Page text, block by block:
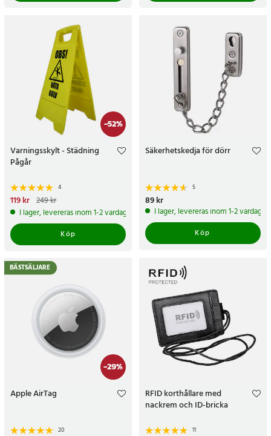
-52%
Varningsskylt - Städning
Pågår
4
Nuvarande pris
pris:249 kr
119 kr 249 kr
I lager, levereras inom 1-2 vardagar
Köp
Säkerhetskedja för dörr
5
Pris:89 kr
89 kr
I lager, levereras inom 1-2 vardagar
Köp
-29%
BÄSTSÄLJARE
Apple AirTag
20
RFID korthållare med
nackrem och ID-bricka
11